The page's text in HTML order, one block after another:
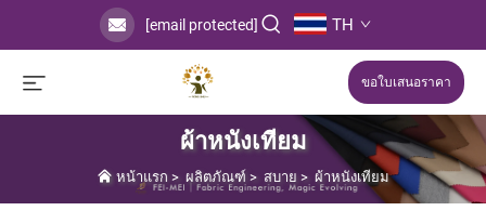
[email protected] TH
ขอใบเสนอราคา
ผ้าหนังเทียม
หน้าแรก > ผลิตภัณฑ์ > สบาย > ผ้าหนังเทียม